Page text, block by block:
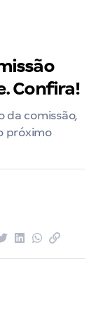
Confira!
da comissão,
próximo